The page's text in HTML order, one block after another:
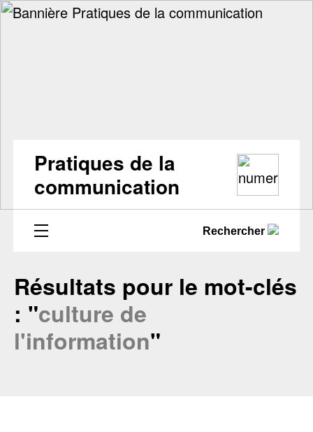
Pratiques de la
communication
Rechercher
Résultats pour le mot-clés
: "culture de
l'information"